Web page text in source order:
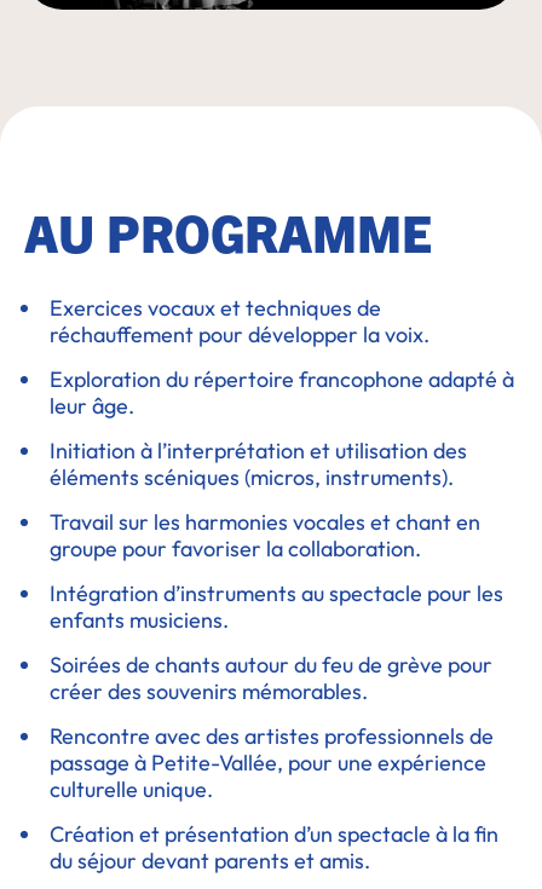
AU PROGRAMME
Exercices vocaux et techniques de
réchauffement pour développer la voix.
Exploration du répertoire francophone adapté à
leur âge.
Initiation à l’interprétation et utilisation des
éléments scéniques (micros, instruments).
Travail sur les harmonies vocales et chant en
groupe pour favoriser la collaboration.
Intégration d’instruments au spectacle pour les
enfants musiciens.
Soirées de chants autour du feu de grève pour
créer des souvenirs mémorables.
Rencontre avec des artistes professionnels de
passage à Petite-Vallée, pour une expérience
culturelle unique.
Création et présentation d’un spectacle à la fin
du séjour devant parents et amis.